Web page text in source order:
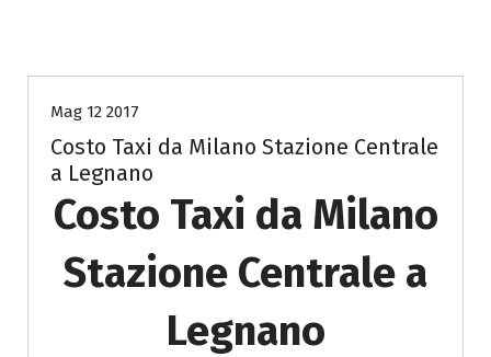
Mag 12 2017
Costo Taxi da Milano Stazione Centrale
a Legnano
Costo Taxi da Milano
Stazione Centrale a
Legnano